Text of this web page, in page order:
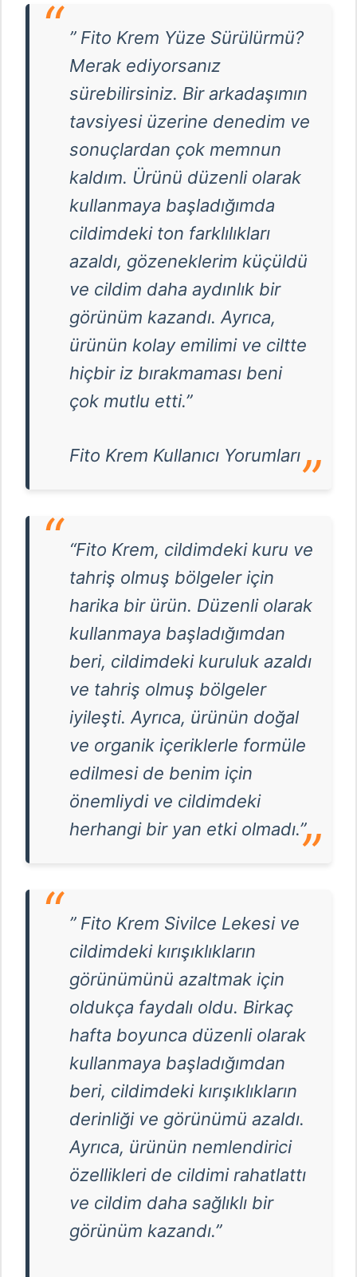
” Fito Krem Yüze Sürülürmü?
Merak ediyorsanız
sürebilirsiniz. Bir arkadaşımın
tavsiyesi üzerine denedim ve
sonuçlardan çok memnun
kaldım. Ürünü düzenli olarak
kullanmaya başladığımda
cildimdeki ton farklılıkları
azaldı, gözeneklerim küçüldü
ve cildim daha aydınlık bir
görünüm kazandı. Ayrıca,
ürünün kolay emilimi ve ciltte
hiçbir iz bırakmaması beni
çok mutlu etti.”
Fito Krem Kullanıcı Yorumları
“Fito Krem, cildimdeki kuru ve
tahriş olmuş bölgeler için
harika bir ürün. Düzenli olarak
kullanmaya başladığımdan
beri, cildimdeki kuruluk azaldı
ve tahriş olmuş bölgeler
iyileşti. Ayrıca, ürünün doğal
ve organik içeriklerle formüle
edilmesi de benim için
önemliydi ve cildimdeki
herhangi bir yan etki olmadı.”
” Fito Krem Sivilce Lekesi ve
cildimdeki kırışıklıkların
görünümünü azaltmak için
oldukça faydalı oldu. Birkaç
hafta boyunca düzenli olarak
kullanmaya başladığımdan
beri, cildimdeki kırışıklıkların
derinliği ve görünümü azaldı.
Ayrıca, ürünün nemlendirici
özellikleri de cildimi rahatlattı
ve cildim daha sağlıklı bir
görünüm kazandı.”